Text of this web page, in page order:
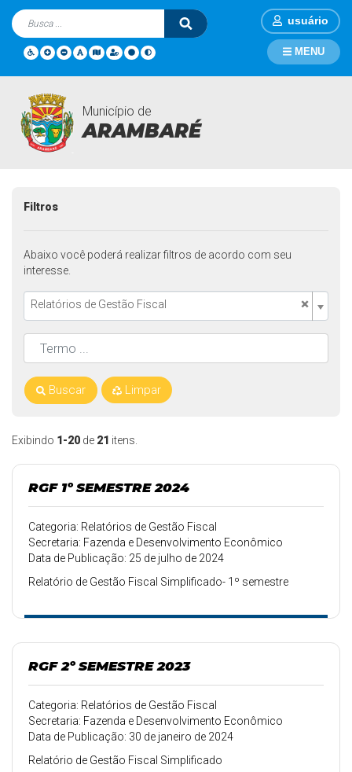
usuário
Município de
ARAMBARÉ
MENU
Transparência
Exibindo 1-20 de 21 itens.
RGF 1º SEMESTRE 2024
Categoria: Relatórios de Gestão Fiscal
Secretaria: Fazenda e Desenvolvimento Econômico
Data de Publicação: 25 de julho de 2024
Relatório de Gestão Fiscal Simplificado- 1º semestre
RGF 2º SEMESTRE 2023
Categoria: Relatórios de Gestão Fiscal
Secretaria: Fazenda e Desenvolvimento Econômico
Data de Publicação: 30 de janeiro de 2024
Relatório de Gestão Fiscal Simplificado
Filtros
Abaixo você poderá realizar filtros de acordo com seu
interesse.
×
Relatórios de Gestão Fiscal
Buscar Limpar